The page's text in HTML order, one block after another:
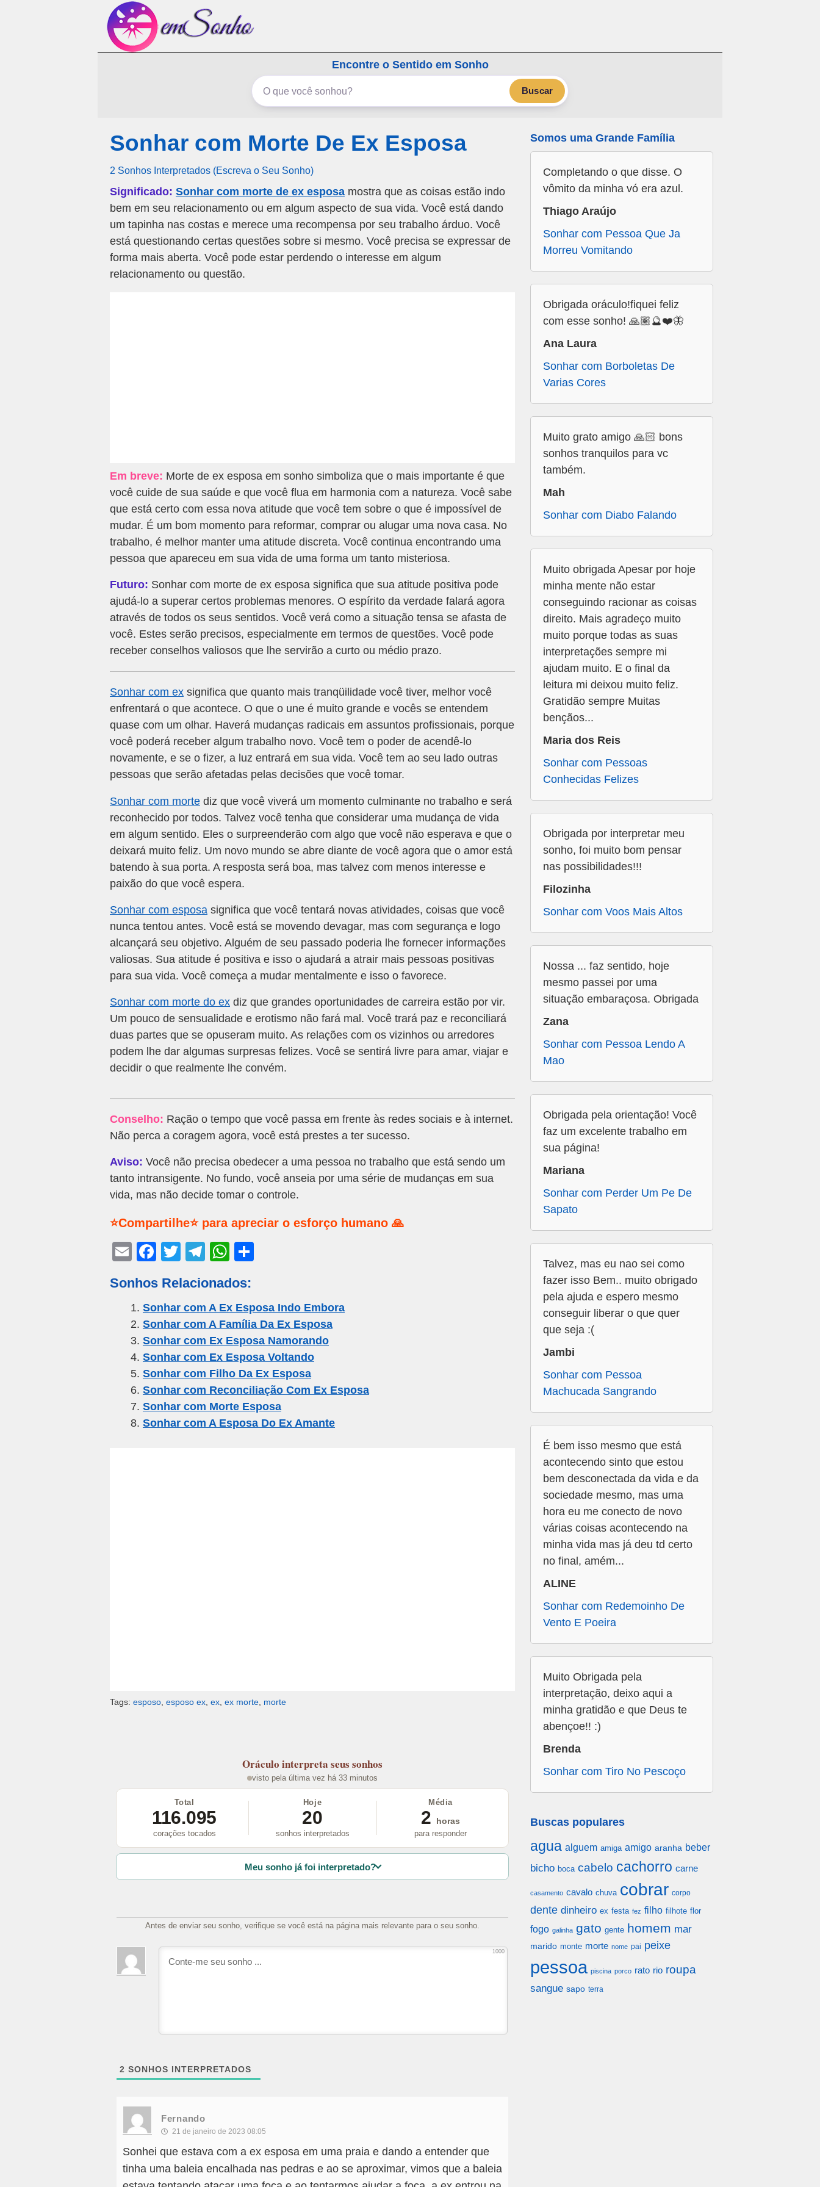
Encontre o Sentido em Sonho
Buscar
Sonhar com Morte De Ex Esposa
2 Sonhos Interpretados (Escreva o Seu Sonho)
Significado: Sonhar com morte de ex esposa mostra que as coisas estão indo
bem em seu relacionamento ou em algum aspecto de sua vida. Você está dando
um tapinha nas costas e merece uma recompensa por seu trabalho árduo. Você
está questionando certas questões sobre si mesmo. Você precisa se expressar de
forma mais aberta. Você pode estar perdendo o interesse em algum
relacionamento ou questão.
Em breve: Morte de ex esposa em sonho simboliza que o mais importante é que
você cuide de sua saúde e que você flua em harmonia com a natureza. Você sabe
que está certo com essa nova atitude que você tem sobre o que é impossível de
mudar. É um bom momento para reformar, comprar ou alugar uma nova casa. No
trabalho, é melhor manter uma atitude discreta. Você continua encontrando uma
pessoa que apareceu em sua vida de uma forma um tanto misteriosa.
Futuro: Sonhar com morte de ex esposa significa que sua atitude positiva pode
ajudá-lo a superar certos problemas menores. O espírito da verdade falará agora
através de todos os seus sentidos. Você verá como a situação tensa se afasta de
você. Estes serão precisos, especialmente em termos de questões. Você pode
receber conselhos valiosos que lhe servirão a curto ou médio prazo.
Sonhar com ex significa que quanto mais tranqüilidade você tiver, melhor você
enfrentará o que acontece. O que o une é muito grande e vocês se entendem
quase com um olhar. Haverá mudanças radicais em assuntos profissionais, porque
você poderá receber algum trabalho novo. Você tem o poder de acendê-lo
novamente, e se o fizer, a luz entrará em sua vida. Você tem ao seu lado outras
pessoas que serão afetadas pelas decisões que você tomar.
Sonhar com morte diz que você viverá um momento culminante no trabalho e será
reconhecido por todos. Talvez você tenha que considerar uma mudança de vida
em algum sentido. Eles o surpreenderão com algo que você não esperava e que o
deixará muito feliz. Um novo mundo se abre diante de você agora que o amor está
batendo à sua porta. A resposta será boa, mas talvez com menos interesse e
paixão do que você espera.
Sonhar com esposa significa que você tentará novas atividades, coisas que você
nunca tentou antes. Você está se movendo devagar, mas com segurança e logo
alcançará seu objetivo. Alguém de seu passado poderia lhe fornecer informações
valiosas. Sua atitude é positiva e isso o ajudará a atrair mais pessoas positivas
para sua vida. Você começa a mudar mentalmente e isso o favorece.
Sonhar com morte do ex diz que grandes oportunidades de carreira estão por vir.
Um pouco de sensualidade e erotismo não fará mal. Você trará paz e reconciliará
duas partes que se opuseram muito. As relações com os vizinhos ou arredores
podem lhe dar algumas surpresas felizes. Você se sentirá livre para amar, viajar e
decidir o que realmente lhe convém.
Conselho: Ração o tempo que você passa em frente às redes sociais e à internet.
Não perca a coragem agora, você está prestes a ter sucesso.
Aviso: Você não precisa obedecer a uma pessoa no trabalho que está sendo um
tanto intransigente. No fundo, você anseia por uma série de mudanças em sua
vida, mas não decide tomar o controle.
⭐Compartilhe⭐ para apreciar o esforço humano 🙏
E
ail
F
c
e
b
o
o
k
T
tt
er
T
e
gr
a
m
W
at
s
A
p
p
e
Sonhos Relacionados:
Sonhar com A Ex Esposa Indo Embora
Sonhar com A Família Da Ex Esposa
Sonhar com Ex Esposa Namorando
Sonhar com Ex Esposa Voltando
Sonhar com Filho Da Ex Esposa
Sonhar com Reconciliação Com Ex Esposa
Sonhar com Morte Esposa
Sonhar com A Esposa Do Ex Amante
Tags: esposo esposo ex ex ex morte morte
Oráculo interpreta seus sonhos
visto pela última vez há 33 minutos
Total
116.095
corações tocados
Hoje
20
sonhos interpretados
Média
2
horas
para responder
Meu sonho já foi interpretado?
Antes de enviar seu sonho, verifique se você está na página mais relevante para o seu sonho.
1000
2 SONHOS INTERPRETADOS
Fernando
21 de janeiro de 2023 08:05
Sonhei que estava com a ex esposa em uma praia e dando a entender que
tinha uma baleia encalhada nas pedras e ao se aproximar, vimos que a baleia
Somos uma Grande Família
Completando o que disse. O
vômito da minha vó era azul.
Thiago Araújo
Sonhar com Pessoa Que Ja
Morreu Vomitando
Obrigada oráculo!fiquei feliz
com esse sonho! 🙏🏽🔮❤️🦋
Ana Laura
Sonhar com Borboletas De
Varias Cores
Muito grato amigo 🙏🏻 bons
sonhos tranquilos para vc
também.
Mah
Sonhar com Diabo Falando
Muito obrigada Apesar por hoje
minha mente não estar
conseguindo racionar as coisas
direito. Mais agradeço muito
muito porque todas as suas
interpretações sempre mi
ajudam muito. E o final da
leitura mi deixou muito feliz.
Gratidão sempre Muitas
bençãos...
Maria dos Reis
Sonhar com Pessoas
Conhecidas Felizes
Obrigada por interpretar meu
sonho, foi muito bom pensar
nas possibilidades!!!
Filozinha
Sonhar com Voos Mais Altos
Nossa ... faz sentido, hoje
mesmo passei por uma
situação embaraçosa. Obrigada
Zana
Sonhar com Pessoa Lendo A
Mao
Obrigada pela orientação! Você
faz um excelente trabalho em
sua página!
Mariana
Sonhar com Perder Um Pe De
Sapato
Talvez, mas eu nao sei como
fazer isso Bem.. muito obrigado
pela ajuda e espero mesmo
conseguir liberar o que quer
que seja :(
Jambi
Sonhar com Pessoa
Machucada Sangrando
É bem isso mesmo que está
acontecendo sinto que estou
bem desconectada da vida e da
sociedade mesmo, mas uma
hora eu me conecto de novo
várias coisas acontecendo na
minha vida mas já deu td certo
no final, amém...
ALINE
Sonhar com Redemoinho De
Vento E Poeira
Muito Obrigada pela
interpretação, deixo aqui a
minha gratidão e que Deus te
abençoe!! :)
Brenda
Sonhar com Tiro No Pescoço
Buscas populares
agua alguem amiga amigo aranha beber
bicho boca cabelo cachorro carne
casamento cavalo chuva cobrar corpo
dente dinheiro ex festa fez filho filhote flor
fogo galinha gato gente homem mar
marido monte morte nome pai peixe
pessoa piscina porco rato rio roupa
sangue sapo terra